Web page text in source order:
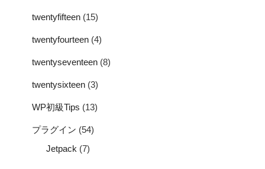
twentyfifteen (15)
twentyfourteen (4)
twentyseventeen (8)
twentysixteen (3)
WP初級Tips (13)
プラグイン (54)
Jetpack (7)